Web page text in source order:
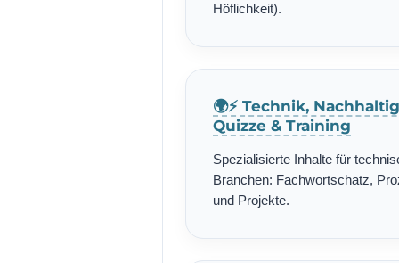
Höflichkeit).
🌍⚡ Technik,
Quizze & Training
Spezialisierte Inhalte für
Branchen: Fachwortschatz,
und Projekte.